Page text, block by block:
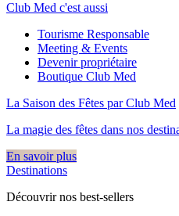
Club Med c'est aussi
Tourisme Responsable
Meeting & Events
Devenir propriétaire
Boutique Club Med
La Saison des Fêtes par Club Med
La magie des fêtes dans nos
En savoir plus
Destinations
Découvrir nos best-sellers